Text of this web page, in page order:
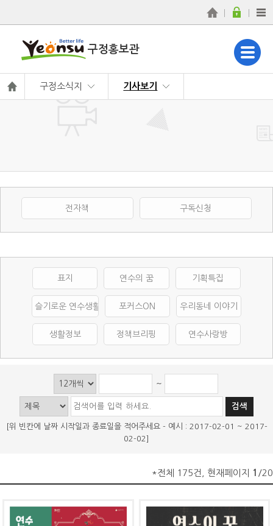
구정홍보관
구정소식지 기사보기
전자책 구독신청
표지 연수의 꿈 기획특집
슬기로운 연수생활 포커스ON 우리동네 이야기
생활정보 정책브리핑 연수사랑방
~
[위 빈칸에 날짜 시작일과 종료일을 적어주세요 - 예시 : 2017-02-01 ~ 2017-
02-02]
*전체 175건, 현재페이지 1 /20